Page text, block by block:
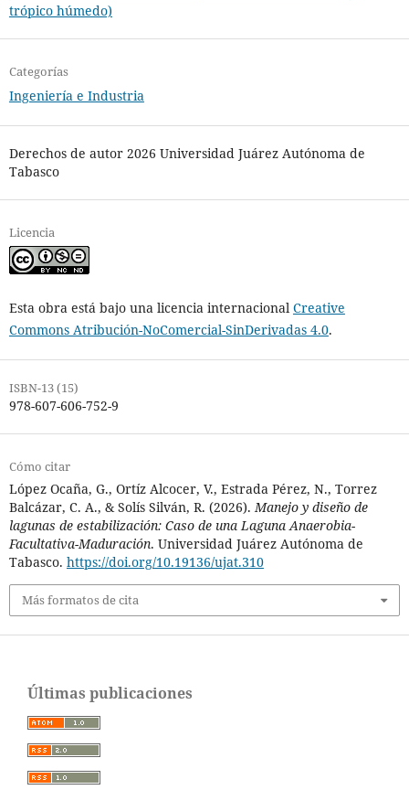
trópico húmedo)
Categorías
Ingeniería e Industria
Derechos de autor 2026 Universidad Juárez Autónoma de
Tabasco
Licencia
Esta obra está bajo una licencia internacional Creative
Commons Atribución-NoComercial-SinDerivadas 4.0.
ISBN-13 (15)
978-607-606-752-9
Cómo citar
López Ocaña, G., Ortíz Alcocer, V., Estrada Pérez, N., Torrez
Balcázar, C. A., & Solís Silván, R. (2026).Manejo y diseño de
lagunas de estabilización: Caso de una Laguna Anaerobia-
Facultativa-Maduración. Universidad Juárez Autónoma de
Tabasco. https://doi.org/10.19136/ujat.310
Más formatos de cita
Últimas publicaciones